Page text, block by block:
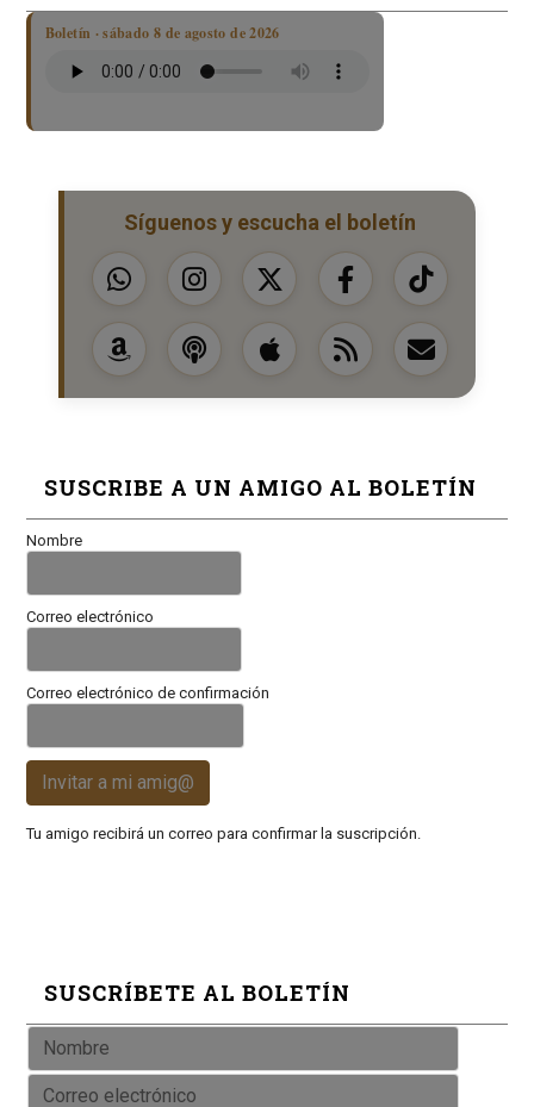
Boletín · sábado 8 de agosto de 2026
Síguenos y escucha el boletín
SUSCRIBE A UN AMIGO AL BOLETÍN
Nombre
Correo electrónico
Correo electrónico de confirmación
Invitar a mi amig@
Tu amigo recibirá un correo para confirmar la suscripción.
SUSCRÍBETE AL BOLETÍN